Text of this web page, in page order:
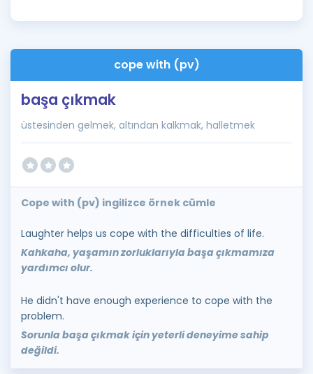
İngilizce Gramer
cope with (pv)
başa çıkmak
üstesinden gelmek, altından kalkmak, halletmek
Cope with (pv) ingilizce örnek cümle
Laughter helps us cope with the difficulties of life.
Kahkaha, yaşamın zorluklarıyla başa çıkmamıza
yardımcı olur.
He didn't have enough experience to cope with the
problem.
Sorunla başa çıkmak için yeterli deneyime sahip
değildi.